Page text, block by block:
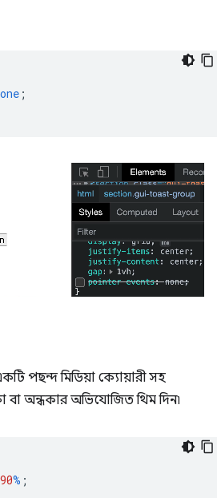
;
পছন্দ মিডিয়া ক্যোয়ারী সহ
বা অন্ধকার অভিযোজিত থিম দিন৷
90% ;